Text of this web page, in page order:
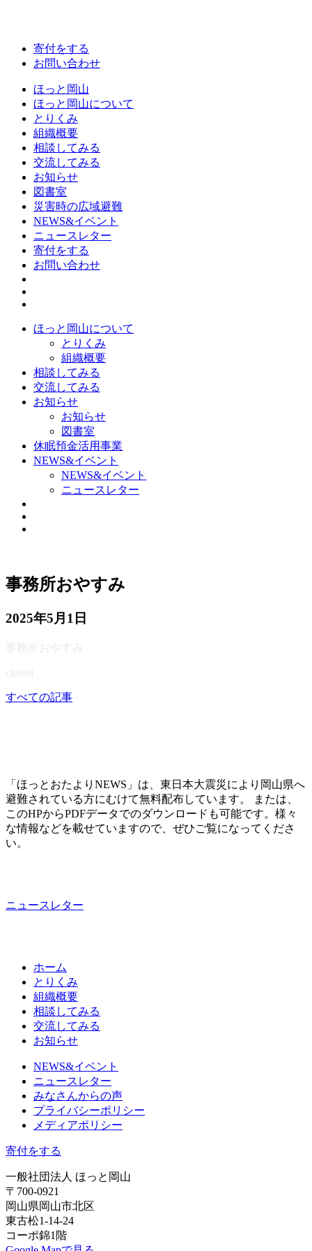
寄付をする
お問い合わせ
ほっと岡山
ほっと岡山について
とりくみ
組織概要
相談してみる
交流してみる
お知らせ
図書室
災害時の広域避難
NEWS&イベント
ニュースレター
寄付をする
お問い合わせ
ほっと岡山について
とりくみ
組織概要
相談してみる
交流してみる
お知らせ
お知らせ
図書室
休眠預金活用事業
NEWS&イベント
NEWS&イベント
ニュースレター
事務所おやすみ
2025年5月1日
すべての記事
「ほっとおたよりNEWS」は、東日本大震災により岡山県へ
避難されている方にむけて無料配布しています。 または、
このHPからPDFデータでのダウンロードも可能です。様々
な情報などを載せていますので、ぜひご覧になってくださ
い。
ニュースレター
ホーム
とりくみ
組織概要
相談してみる
交流してみる
お知らせ
NEWS&イベント
ニュースレター
みなさんからの声
プライバシーポリシー
メディアポリシー
寄付をする
一般社団法人 ほっと岡山
〒700-0921
岡山県岡山市北区
東古松1-14-24
コーポ錦1階